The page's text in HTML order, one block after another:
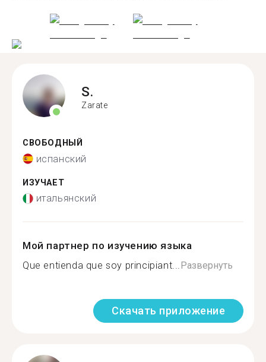
S.
Zarate
СВОБОДНЫЙ
испанский
ИЗУЧАЕТ
итальянский
Мой партнер по изучению языка
Que entienda que soy principiant...Развернуть
Скачать приложение